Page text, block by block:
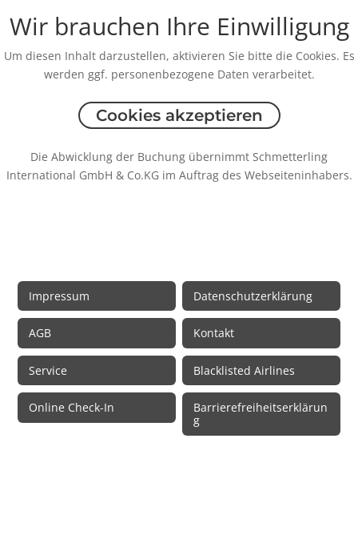
Wir brauchen Ihre Einwilligung
Um diesen Inhalt darzustellen, aktivieren Sie bitte die Cookies. Es
werden ggf. personenbezogene Daten verarbeitet.
Cookies akzeptieren
Die Abwicklung der Buchung übernimmt Schmetterling
International GmbH & Co.KG im Auftrag des Webseiteninhabers.
Impressum Datenschutzerklärung
AGB Kontakt
Service Blacklisted Airlines
Online Check-In
Barrierefreiheitserklärun
g